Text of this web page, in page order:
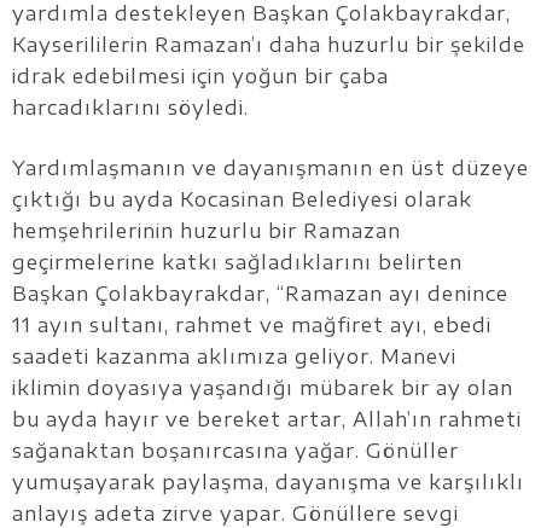
yardımla destekleyen Başkan Çolakbayrakdar,
Kayserililerin Ramazan’ı daha huzurlu bir şekilde
idrak edebilmesi için yoğun bir çaba
harcadıklarını söyledi.
Yardımlaşmanın ve dayanışmanın en üst düzeye
çıktığı bu ayda Kocasinan Belediyesi olarak
hemşehrilerinin huzurlu bir Ramazan
geçirmelerine katkı sağladıklarını belirten
Başkan Çolakbayrakdar, “Ramazan ayı denince
11 ayın sultanı, rahmet ve mağfiret ayı, ebedi
saadeti kazanma aklımıza geliyor. Manevi
iklimin doyasıya yaşandığı mübarek bir ay olan
bu ayda hayır ve bereket artar, Allah’ın rahmeti
sağanaktan boşanırcasına yağar. Gönüller
yumuşayarak paylaşma, dayanışma ve karşılıklı
anlayış adeta zirve yapar. Gönüllere sevgi